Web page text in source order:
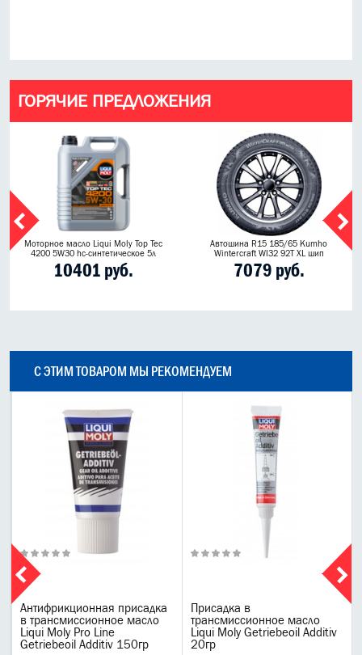
ГОРЯЧИЕ ПРЕДЛОЖЕНИЯ
Моторное масло Liqui Moly Top Tec
4200 5W30 hc-синтетическое 5л
10401 руб.
Автошина R15 185/65 Kumho
Wintercraft WI32 92T XL шип
7079 руб.
С ЭТИМ ТОВАРОМ МЫ РЕКОМЕНДУЕМ
Антифрикционная присадка
в трансмиссионное масло
Liqui Moly Pro Line
Getriebeoil Additiv 150гр
Присадка в
трансмиссионное масло
Liqui Moly Getriebeoil Additiv
20гр